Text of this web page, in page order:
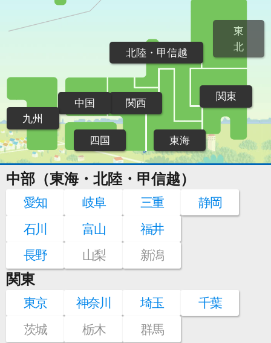
東
北
関東
北陸・甲信越
東海
関西
中国
四国
九州
中部（東海・北陸・甲信越）
愛知 岐阜 三重
静岡
石川
富山
福井
長野
山梨 新潟
関東
東京 神奈川 埼玉
千葉
茨城
栃木 群馬